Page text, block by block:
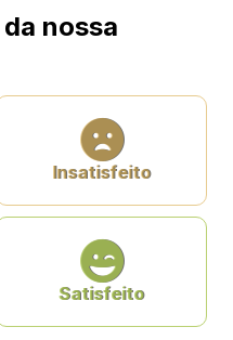
nossa
Insatisfeito
Satisfeito